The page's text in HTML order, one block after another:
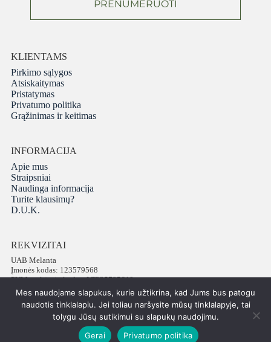
PRENUMERUOTI
KLIENTAMS
Pirkimo sąlygos
Atsiskaitymas
Pristatymas
Privatumo politika
Grąžinimas ir keitimas
INFORMACIJA
Apie mus
Straipsniai
Naudinga informacija
Turite klausimų?
D.U.K.
REKVIZITAI
UAB Melanta
Įmonės kodas: 123579568
PVM mokėtojo kodas: LT235795610
Adresas: Vokiečių g. 16, LT-01130 Vilnius
Telefonas: +37065672540
Mes naudojame slapukus, kurie užtikrina, kad Jums bus patogu
naudotis tinklalapiu. Jei toliau naršysite mūsų tinklalapyje, tai
tolygu Jūsų sutikimui su slapukų naudojimu.
Gerai
Privatumo politika